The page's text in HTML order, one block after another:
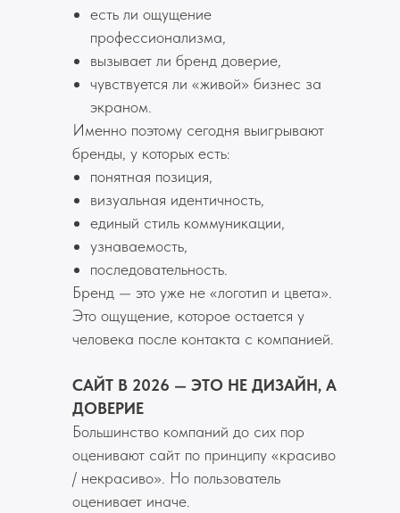
есть ли ощущение
профессионализма,
вызывает ли бренд доверие,
чувствуется ли «живой» бизнес за
экраном.
Именно поэтому сегодня выигрывают
бренды, у которых есть:
понятная позиция,
визуальная идентичность,
единый стиль коммуникации,
узнаваемость,
последовательность.
Бренд — это уже не «логотип и цвета».
Это ощущение, которое остается у
человека после контакта с компанией.
САЙТ В 2026 — ЭТО НЕ ДИЗАЙН, А
ДОВЕРИЕ
Большинство компаний до сих пор
оценивают сайт по принципу «красиво
/ некрасиво». Но пользователь
оценивает иначе.